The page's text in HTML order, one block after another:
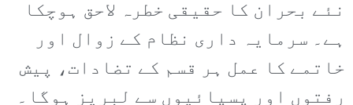
نئے بحران کا حقیقی خطرہ لاحق ہوچکا
ہے۔ سرمایہ داری نظام کے زوال اور
خاتمے کا عمل ہر قسم کے تضادات، پیش